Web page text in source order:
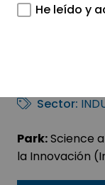
ALBA
Sector:
Park:Science
la Innovación
He leído y